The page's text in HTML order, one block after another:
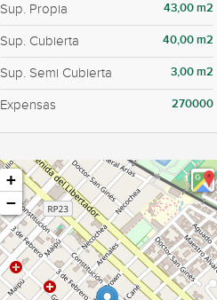
Sup. Propia 43,00 m2
Sup. Cubierta 40,00 m2
Sup. Semi Cubierta 3,00 m2
Expensas 270000
+
−